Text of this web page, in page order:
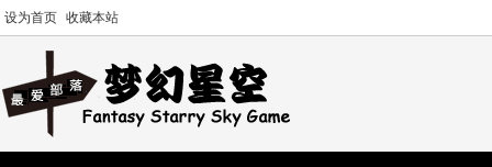
设为首页 收藏本站